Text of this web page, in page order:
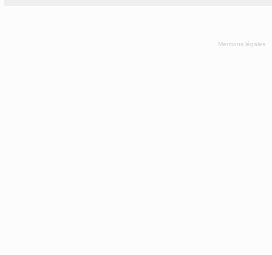
Mentions légales